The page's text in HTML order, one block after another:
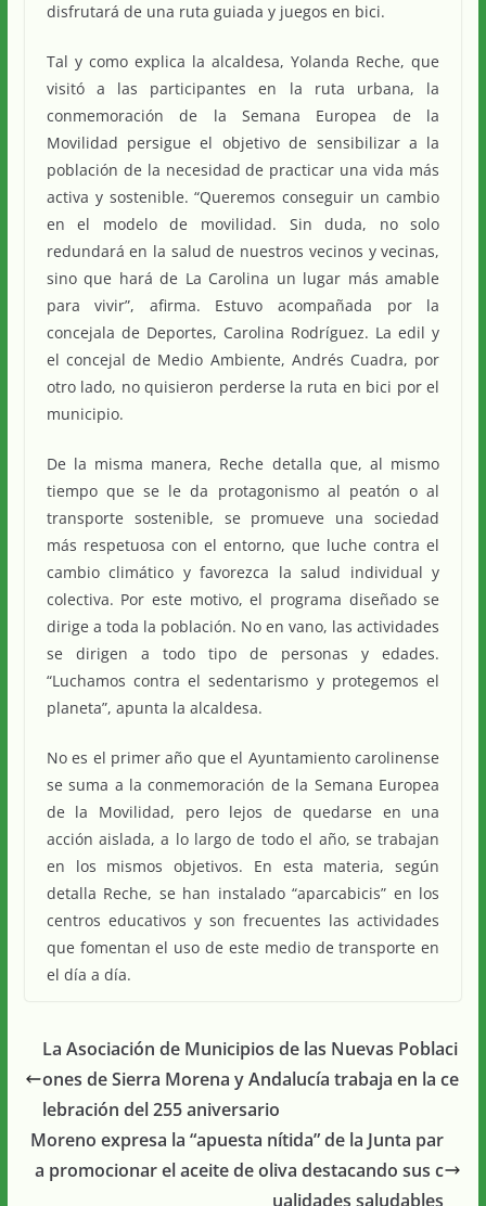
disfrutará de una ruta guiada y juegos en bici.
Tal y como explica la alcaldesa, Yolanda Reche, que
visitó a las participantes en la ruta urbana, la
conmemoración de la Semana Europea de la
Movilidad persigue el objetivo de sensibilizar a la
población de la necesidad de practicar una vida más
activa y sostenible. “Queremos conseguir un cambio
en el modelo de movilidad. Sin duda, no solo
redundará en la salud de nuestros vecinos y vecinas,
sino que hará de La Carolina un lugar más amable
para vivir”, afirma. Estuvo acompañada por la
concejala de Deportes, Carolina Rodríguez. La edil y
el concejal de Medio Ambiente, Andrés Cuadra, por
otro lado, no quisieron perderse la ruta en bici por el
municipio.
De la misma manera, Reche detalla que, al mismo
tiempo que se le da protagonismo al peatón o al
transporte sostenible, se promueve una sociedad
más respetuosa con el entorno, que luche contra el
cambio climático y favorezca la salud individual y
colectiva. Por este motivo, el programa diseñado se
dirige a toda la población. No en vano, las actividades
se dirigen a todo tipo de personas y edades.
“Luchamos contra el sedentarismo y protegemos el
planeta”, apunta la alcaldesa.
No es el primer año que el Ayuntamiento carolinense
se suma a la conmemoración de la Semana Europea
de la Movilidad, pero lejos de quedarse en una
acción aislada, a lo largo de todo el año, se trabajan
en los mismos objetivos. En esta materia, según
detalla Reche, se han instalado “aparcabicis” en los
centros educativos y son frecuentes las actividades
que fomentan el uso de este medio de transporte en
el día a día.
La Asociación de Municipios de las Nuevas Poblaci
ones de Sierra Morena y Andalucía trabaja en la ce
lebración del 255 aniversario
Moreno expresa la “apuesta nítida” de la Junta par
a promocionar el aceite de oliva destacando sus c
ualidades saludables